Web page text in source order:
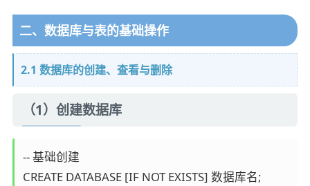
二、数据库与表的基础操作
2.1 数据库的创建、查看与删除
（1）创建数据库
-- 基础创建
CREATE DATABASE [IF NOT EXISTS] 数据库名;